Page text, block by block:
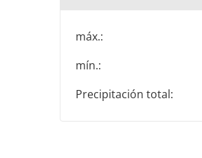
máx.:
mín.:
Precipitación total: